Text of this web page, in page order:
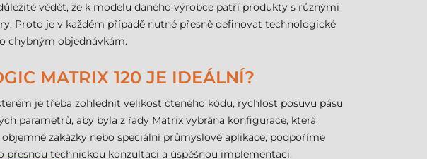
vědět, že k modelu daného výrobce patří produkty s různými
Proto je v každém případě nutné přesně definovat technologické
chybným objednávkám.
MATRIX 120 JE IDEÁLNÍ?
je třeba zohlednit velikost čteného kódu, rychlost posuvu pásu
parametrů, aby byla z řady Matrix vybrána konfigurace, která
zakázky nebo speciální průmyslové aplikace, podpoříme
přesnou technickou konzultaci a úspěšnou implementaci.